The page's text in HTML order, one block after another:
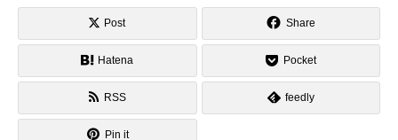
Post Share
Hatena Pocket
RSS feedly
Pin it